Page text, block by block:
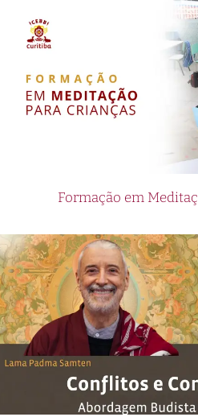
Formação em